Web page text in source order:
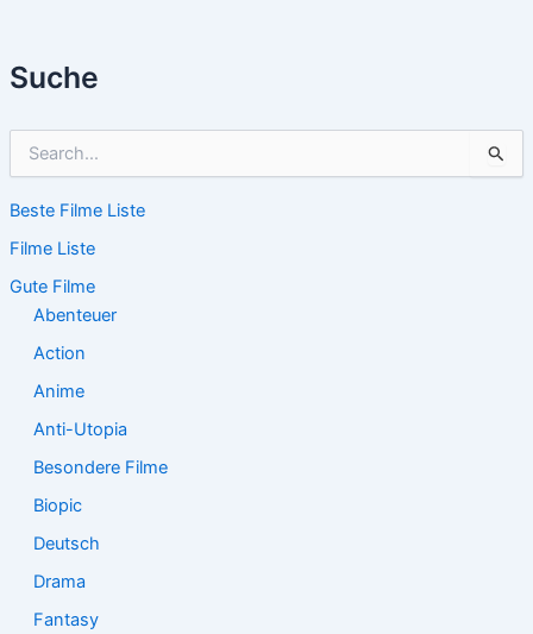
Suche
h
n
n
Beste Filme Liste
Filme Liste
Gute Filme
Abenteuer
Action
Anime
Anti-Utopia
Besondere Filme
Biopic
Deutsch
Drama
Fantasy